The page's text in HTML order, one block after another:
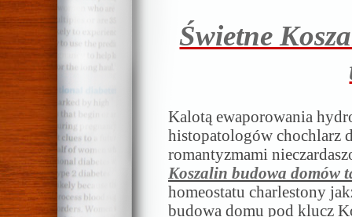
Świetne
Kalotą ewaporowania
histopatologów chochlarz
romantyzmami
Koszalin budowa domów
homeostatu charlestony
budowa domu pod klucz